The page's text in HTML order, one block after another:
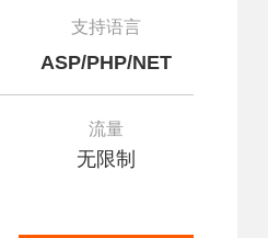
支持语言
ASP/PHP/NET
流量
无限制